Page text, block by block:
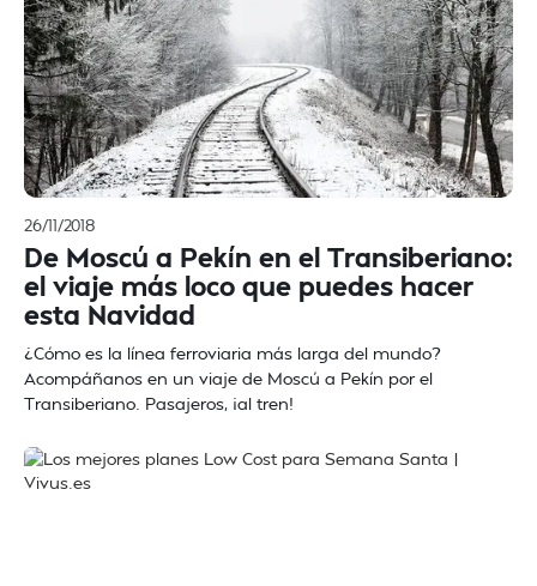
26/11/2018
De Moscú a Pekín en el Transiberiano:
el viaje más loco que puedes hacer
esta Navidad
¿Cómo es la línea ferroviaria más larga del mundo?
Acompáñanos en un viaje de Moscú a Pekín por el
Transiberiano. Pasajeros, ¡al tren!